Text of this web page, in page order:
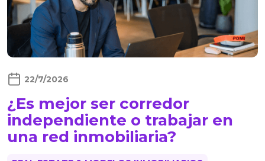
22/7/2026
¿Es mejor ser corredor
independiente o trabajar en
una red inmobiliaria?